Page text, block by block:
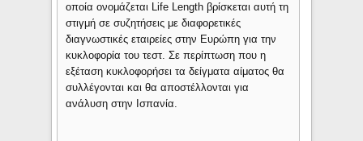
οποία ονομάζεται Life Length βρίσκεται αυτή τη
στιγμή σε συζητήσεις με διαφορετικές
διαγνωστικές εταιρείες στην Ευρώπη για την
κυκλοφορία του τεστ. Σε περίπτωση που η
εξέταση κυκλοφορήσει τα δείγματα αίματος θα
συλλέγονται και θα αποστέλλονται για
ανάλυση στην Ισπανία.